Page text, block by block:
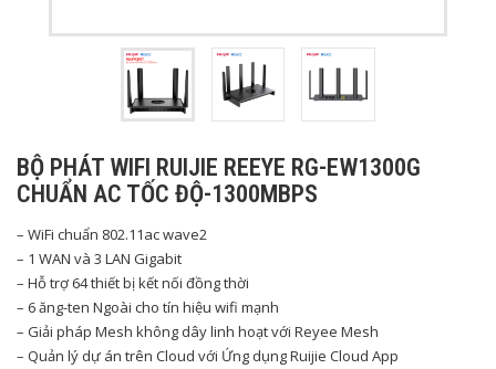
BỘ PHÁT WIFI RUIJIE REEYE RG-EW1300G
CHUẨN AC TỐC ĐỘ-1300MBPS
– WiFi chuẩn 802.11ac wave2
– 1 WAN và 3 LAN Gigabit
– Hỗ trợ 64 thiết bị kết nối đồng thời
– 6 ăng-ten Ngoài cho tín hiệu wifi mạnh
– Giải pháp Mesh không dây linh hoạt với Reyee Mesh
– Quản lý dự án trên Cloud với Ứng dụng Ruijie Cloud App